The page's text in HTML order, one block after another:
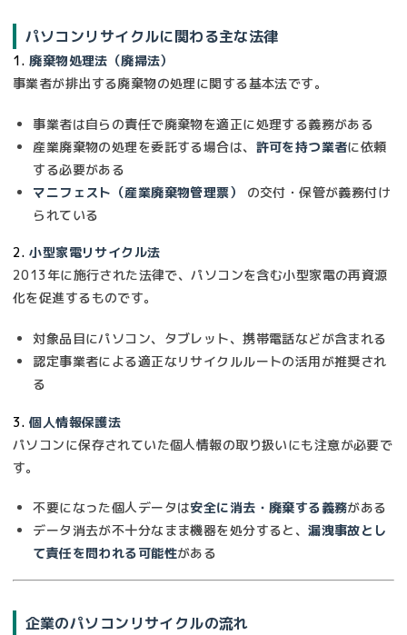
パソコンリサイクルに関わる主な法律
1.廃棄物処理法（廃掃法）
事業者が排出する廃棄物の処理に関する基本法です。
事業者は自らの責任で廃棄物を適正に処理する義務がある
産業廃棄物の処理を委託する場合は、 許可を持つ業者に依頼
する必要がある
マニフェスト（産業廃棄物管理票）
の交付・保管が義務付け
られている
2.小型家電リサイクル法
2013年に施行された法律で、パソコンを含む小型家電の再資源
化を促進するものです。
対象品目にパソコン、タブレット、携帯電話などが含まれる
認定事業者による適正なリサイクルルートの活用が推奨され
る
3.個人情報保護法
パソコンに保存されていた個人情報の取り扱いにも注意が必要で
す。
不要になった個人データは安全に消去・廃棄する義務がある
データ消去が不十分なまま機器を処分すると、漏洩事故とし
て責任を問われる可能性がある
企業のパソコンリサイクルの流れ